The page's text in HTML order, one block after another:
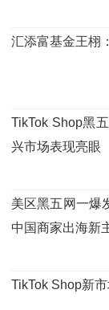
汇添富基金王栩
TikTok Shop黑
兴市场表现亮眼
美区黑五网一爆
中国商家出海新
TikTok Shop新